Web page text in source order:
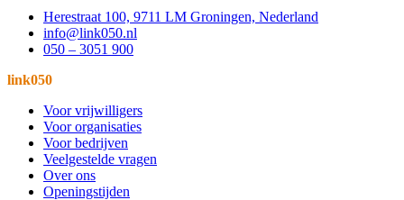
Herestraat 100, 9711 LM Groningen, Nederland
info@link050.nl
050 – 3051 900
link050
Voor vrijwilligers
Voor organisaties
Voor bedrijven
Veelgestelde vragen
Over ons
Openingstijden